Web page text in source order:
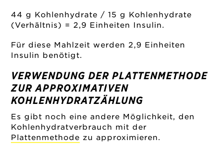
44 g Kohlenhydrate / 15 g Kohlenhydrate
(Verhältnis) = 2,9 Einheiten Insulin.
Für diese Mahlzeit werden 2,9 Einheiten
Insulin benötigt.
VERWENDUNG DER PLATTENMETHODE
ZUR APPROXIMATIVEN
KOHLENHYDRATZÄHLUNG
Es gibt noch eine andere Möglichkeit, den
Kohlenhydratverbrauch mit der
Plattenmethode zu approximieren.